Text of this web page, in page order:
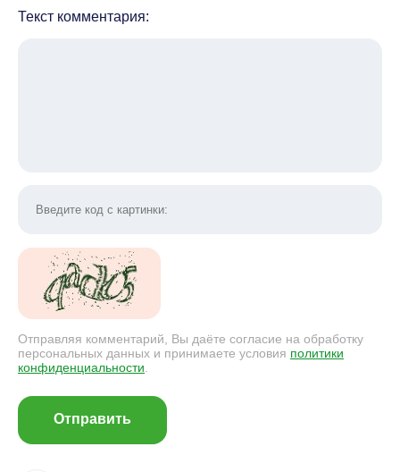
Текст комментария:
Отправляя комментарий, Вы даёте согласие на обработку
персональных данных и принимаете условия политики
конфиденциальности.
Отправить